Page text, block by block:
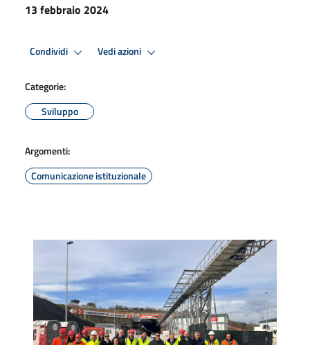
13 febbraio 2024
Condividi Vedi azioni
Categorie:
Sviluppo
Argomenti:
Comunicazione istituzionale